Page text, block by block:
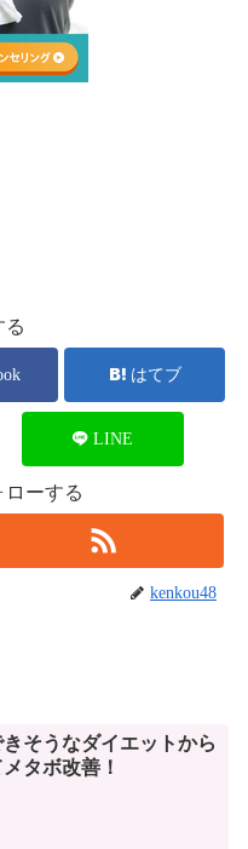
る
はてブ
LINE
ローする
kenkou48
そうなダイエットから
タボ改善！